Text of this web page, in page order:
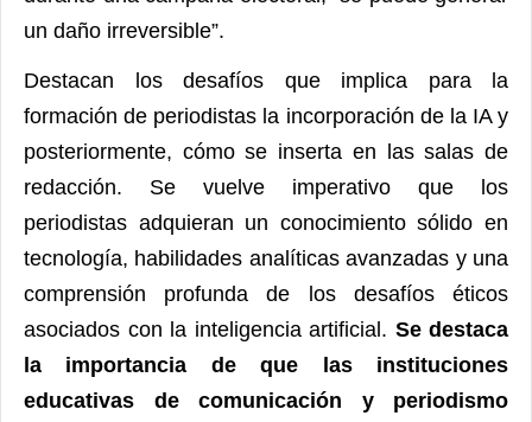
un daño irreversible”.
Destacan los desafíos que implica para la
formación de periodistas la incorporación de la IA y
posteriormente, cómo se inserta en las salas de
redacción. Se vuelve imperativo que los
periodistas adquieran un conocimiento sólido en
tecnología, habilidades analíticas avanzadas y una
comprensión profunda de los desafíos éticos
asociados con la inteligencia artificial. Se destaca
la importancia de que las instituciones
educativas de comunicación y periodismo